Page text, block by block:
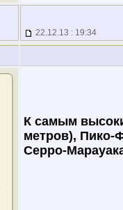
22.12.13 : 19:34
К самым
метров), Пико-
Серро-